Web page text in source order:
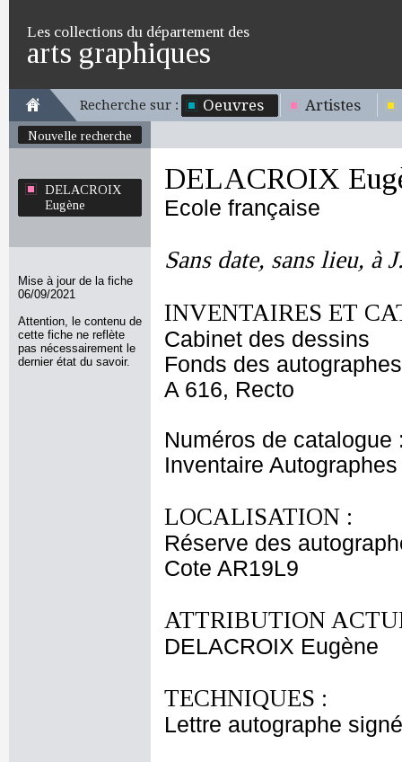
Les collections du département des
arts graphiques
Recherche sur : Oeuvres Artistes
Nouvelle recherche
DELACROIX
Eugène
Mise à jour de la fiche
06/09/2021
Attention, le contenu de
cette fiche ne reflète
pas nécessairement le
dernier état du savoir.
DELACROIX
Ecole française
Sans date, sans lieu, à
INVENTAIRES ET
Cabinet des dessins
Fonds des autographes
A 616, Recto
Numéros de catalogue
Inventaire
LOCALISATION :
Réserve des
Cote AR19L9
ATTRIBUTION
DELACROIX Eugène
TECHNIQUES :
Lettre autographe